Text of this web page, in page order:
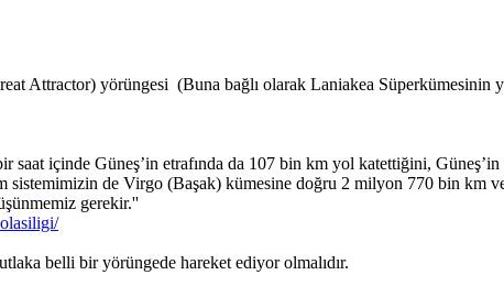
Attractor) yörüngesi (Buna bağlı olarak Laniakea Süperkümesinin
saat içinde Güneş’in etrafında da 107 bin km yol katettiğini,
de Virgo (Başak) kümesine doğru 2 milyon 770 bin km
gerekir.''
belli bir yörüngede hareket ediyor olmalıdır.